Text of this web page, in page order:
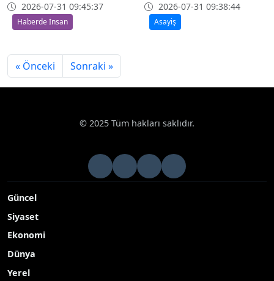
2026-07-31 09:45:37
Haberde İnsan
2026-07-31 09:38:44
Asayiş
« Önceki Sonraki »
© 2025 Tüm hakları saklıdır.
Güncel
Siyaset
Ekonomi
Dünya
Yerel